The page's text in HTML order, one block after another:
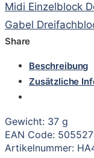
Midi Einzelblock
Gabel
Share
Beschreibung
Zusätzliche
Gewicht: 37 g
EAN Code:
Artikelnummer: